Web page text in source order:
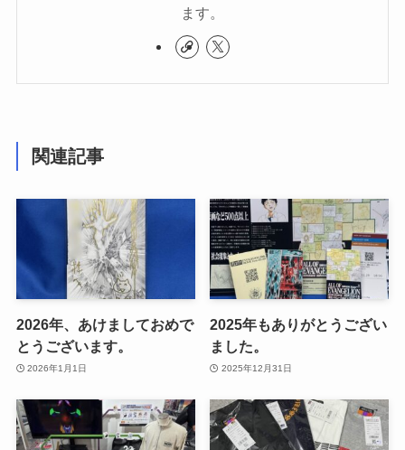
ます。
関連記事
2026年、あけましておめで
とうございます。
2026年1月1日
2025年もありがとうござい
ました。
2025年12月31日